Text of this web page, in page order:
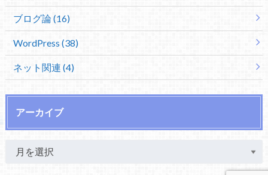
ブログ論 (16)
WordPress (38)
ネット関連 (4)
アーカイブ